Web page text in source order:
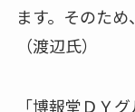
ます。そのた
（渡辺氏）
「博報堂ＤＹ